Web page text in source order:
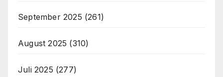
September 2025 (261)
August 2025 (310)
Juli 2025 (277)